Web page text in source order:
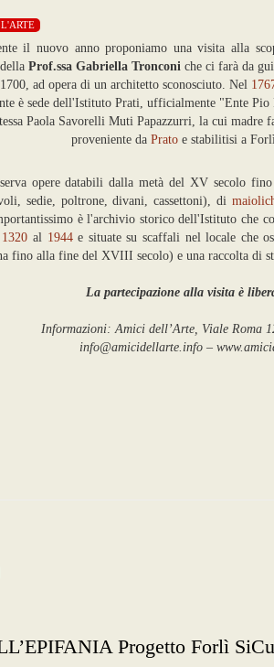
il nuovo anno proponiamo una visita alla
Prof.ssa Gabriella Tronconiche ci farà da
ad opera di un architetto sconosciuto. Nel
è sede dell'Istituto Prati, ufficialmente "Ente
Paola Savorelli Muti Papazzurri, la cui madre
proveniente da Pratoe stabilitisi a
opere databili dalla metà del XV secolo
sedie, poltrone, divani, cassettoni), di
è l'archivio storico dell'Istituto che
1320 al 1944e situate su scaffali nel locale che
fino alla fine del XVIII secolo) e una raccolta di
La partecipazione alla visita è
Informazioni: Amici dell’Arte, Viale Roma
info@amicidellarte.info –
Progetto Forlì